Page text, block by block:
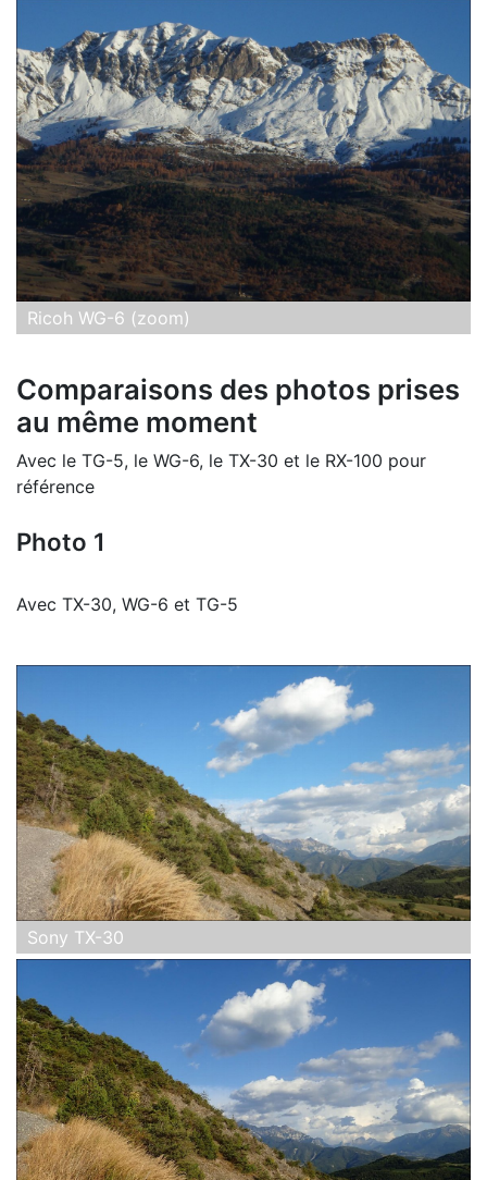
Ricoh WG-6 (zoom)
Comparaisons des photos prises
au même moment
Avec le TG-5, le WG-6, le TX-30 et le RX-100 pour
référence
Photo 1
Avec TX-30, WG-6 et TG-5
Sony TX-30